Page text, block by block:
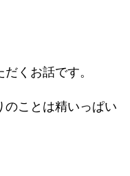
くお話です。
のことは精いっぱい